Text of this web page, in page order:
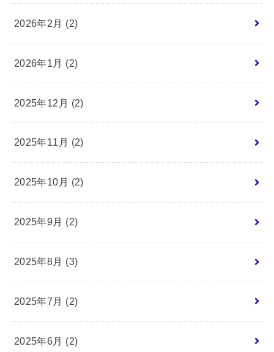
2026年2月 (2)
2026年1月 (2)
2025年12月 (2)
2025年11月 (2)
2025年10月 (2)
2025年9月 (2)
2025年8月 (3)
2025年7月 (2)
2025年6月 (2)